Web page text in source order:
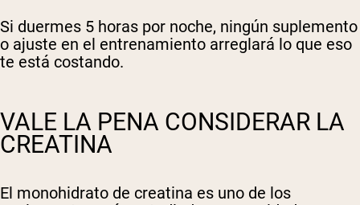
Si duermes 5 horas por noche, ningún suplemento
o ajuste en el entrenamiento arreglará lo que eso
te está costando.
VALE LA PENA CONSIDERAR LA
CREATINA
El monohidrato de creatina es uno de los